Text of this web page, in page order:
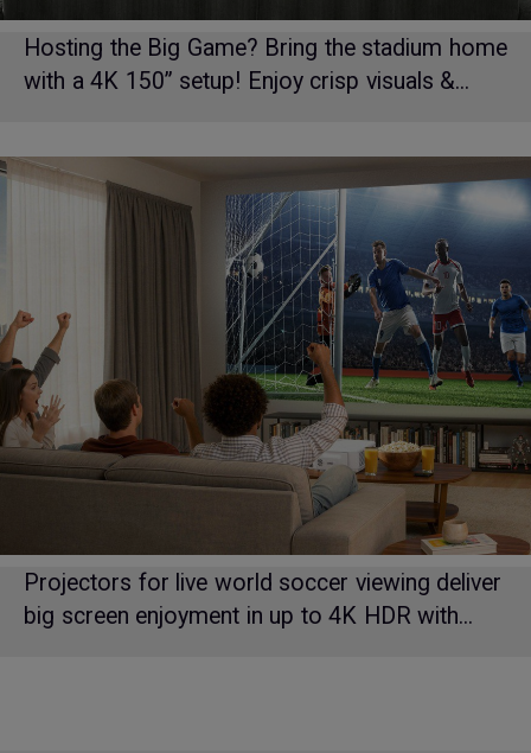
Hosting the Big Game? Bring the stadium home
with a 4K 150” setup! Enjoy crisp visuals &...
Projectors for live world soccer viewing deliver
big screen enjoyment in up to 4K HDR with...